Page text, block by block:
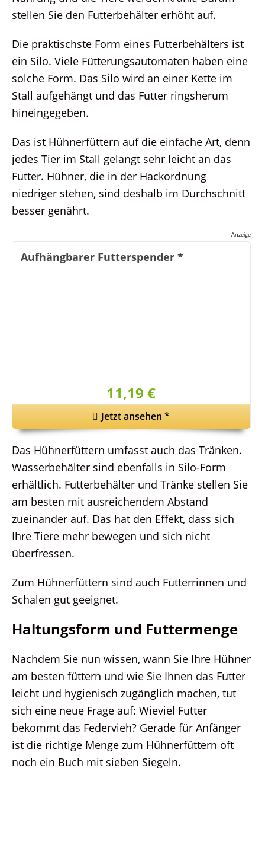
stellen Sie den Futterbehälter erhöht auf.
Die praktischste Form eines Futterbehälters ist
ein Silo. Viele Fütterungsautomaten haben eine
solche Form. Das Silo wird an einer Kette im
Stall aufgehängt und das Futter ringsherum
hineingegeben.
Das ist Hühnerfüttern auf die einfache Art, denn
jedes Tier im Stall gelangt sehr leicht an das
Futter. Hühner, die in der Hackordnung
niedriger stehen, sind deshalb im Durchschnitt
besser genährt.
Anzeige
Aufhängbarer Futterspender *
11,19 €
Jetzt ansehen*
Das Hühnerfüttern umfasst auch das Tränken.
Wasserbehälter sind ebenfalls in Silo-Form
erhältlich. Futterbehälter und Tränke stellen Sie
am besten mit ausreichendem Abstand
zueinander auf. Das hat den Effekt, dass sich
Ihre Tiere mehr bewegen und sich nicht
überfressen.
Zum Hühnerfüttern sind auch Futterrinnen und
Schalen gut geeignet.
Haltungsform und Futtermenge
Nachdem Sie nun wissen, wann Sie Ihre Hühner
am besten füttern und wie Sie Ihnen das Futter
leicht und hygienisch zugänglich machen, tut
sich eine neue Frage auf: Wieviel Futter
bekommt das Federvieh? Gerade für Anfänger
ist die richtige Menge zum Hühnerfüttern oft
noch ein Buch mit sieben Siegeln.